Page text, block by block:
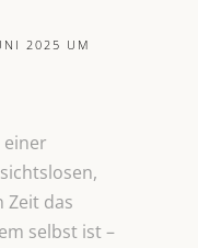
2025 UM
einer
Zeit das
selbst ist –